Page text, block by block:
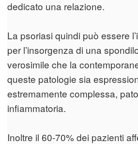
dedicato una relazione.
La psoriasi quindi può essere
per l’insorgenza di una
verosimile che la
queste patologie sia
estremamente complessa,
infiammatoria.
Inoltre il 60-70% dei pazienti